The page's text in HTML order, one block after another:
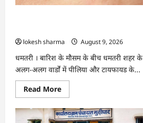
सिंह-
अरुण
साव
ने
किया
भूमिपूजन
lokesh sharma
August 9, 2026
धमतरी । बारिश के मौसम के बीच धमतरी शहर के
अलग-अलग वार्डों में पीलिया और टायफायड के...
Read MoreRead
more
CG
: